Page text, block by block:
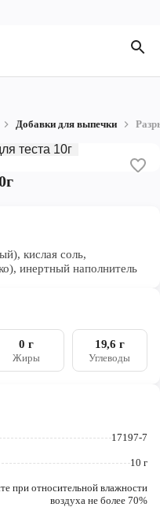
Добавки для выпечки
кислая соль,
инертный наполнитель
0 г
Жиры
19,6 г
Углеводы
17197-7
10 г
при относительной влажности
воздуха не более 70%